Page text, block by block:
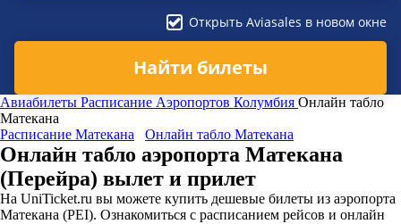
Открыть Aviasales в новом окне
Найти билеты
Авиабилеты Расписание Аэропортов Колумбия Онлайн табло
Матекана
Расписание Матекана
Онлайн табло Матекана
Онлайн табло аэропорта Матекана
(Перейра) вылет и прилет
На UniTicket.ru вы можете купить дешевые билеты из аэропорта
Матекана (PEI). Ознакомиться с расписанием рейсов и онлайн